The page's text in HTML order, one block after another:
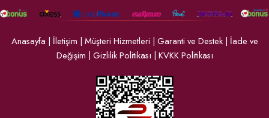
Anasayfa | İletişim | Müşteri Hizmetleri | Garanti ve Destek| İade ve
Değişim | Gizlilik Politikası | KVKK Politikası